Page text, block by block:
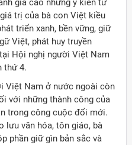
trị của bà con Việt kiều
triển xanh, bền vững, giữ
Việt, phát huy truyền
Hội nghị người Việt Nam
thứ 4.
Việt Nam ở nước ngoài còn
với những thành công của
trong công cuộc đổi mới.
lưu văn hóa, tôn giáo, bà
phần giữ gìn bản sắc và